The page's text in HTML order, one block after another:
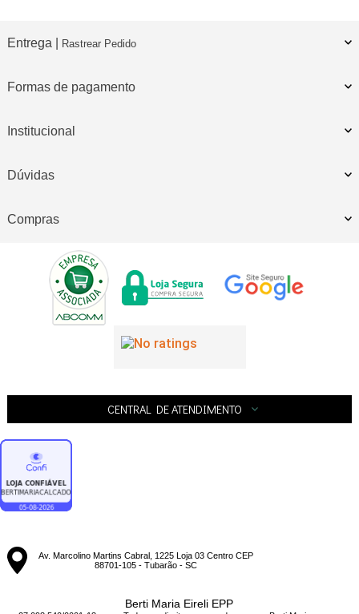
Entrega | Rastrear Pedido
Formas de pagamento
Institucional
Dúvidas
Compras
CENTRAL DE ATENDIMENTO
Av. Marcolino Martins Cabral, 1225 Loja 03 Centro CEP
88701-105 - Tubarão - SC
Berti Maria Eireli EPP